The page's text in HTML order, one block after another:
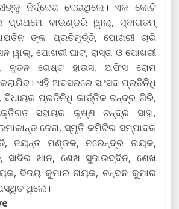
ନିର୍ଦ୍ଦେଶ ଦେଇଥିଲେ। ଏକ କୋଟି
ପ୍ରଥମେ ବାଉଣ୍ଡରି ୱାଲ୍, ସ୍ବାଗତମ୍
ଙ୍କ ପ୍ରତିମୂର୍ତ୍ତି, ପୋଖରୀ ଚାରି
ୱାଲ୍, ପୋଖରୀ ଘାଟ, ରାସ୍ତା ଓ ପୋଖରୀ
ନୂତନ ଗେଷ୍ଟ ହାଉସ, ଅଫିସ ରୋମ
ଏହି ଅବସରରେ ସାଂସଦ ପ୍ରତିନିଧି
ବିଧାୟକ ପ୍ରତିନିଧି କାର୍ତ୍ତିକ ଚନ୍ଦ୍ର ଗିରି,
ସହାୟକ କୃଷ୍ଣ ଚନ୍ଦ୍ର ସାହା,
ଜେନା, ସ୍ମୃତି କମିଟିର ସମ୍ପାଦକ
ଜୟନ୍ତ ମଣ୍ଡଳ, ନରେନ୍ଦ୍ର ନାୟକ,
ସାଦିର ଖାନ, ଶେଖ ସୁଜାଉଦ୍ଦିନ, ଶେଖ
ବିଜୟ କୁମାର ନାୟକ, ଚନ୍ଦନ କୁମାର
ଥିଲେ।